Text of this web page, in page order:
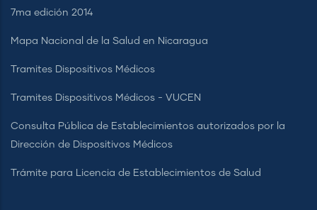
7ma edición 2014
Mapa Nacional de la Salud en Nicaragua
Tramites Dispositivos Médicos
Tramites Dispositivos Médicos - VUCEN
Consulta Pública de Establecimientos autorizados por la
Dirección de Dispositivos Médicos
Trámite para Licencia de Establecimientos de Salud